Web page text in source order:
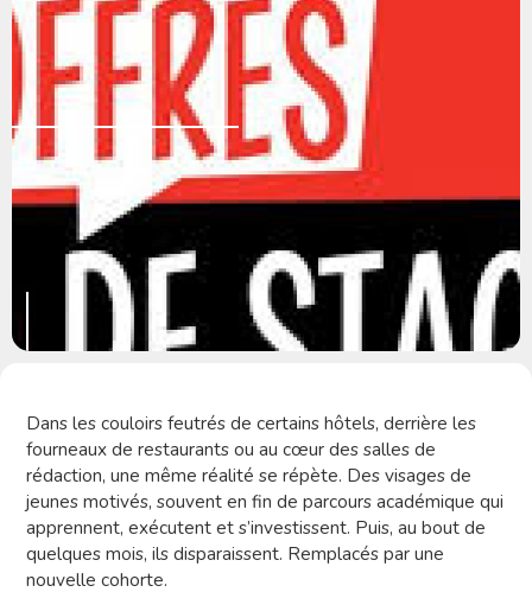
Dans les couloirs feutrés de certains hôtels, derrière les
fourneaux de restaurants ou au cœur des salles de
rédaction, une même réalité se répète. Des visages de
jeunes motivés, souvent en fin de parcours académique qui
apprennent, exécutent et s’investissent. Puis, au bout de
quelques mois, ils disparaissent. Remplacés par une
nouvelle cohorte.